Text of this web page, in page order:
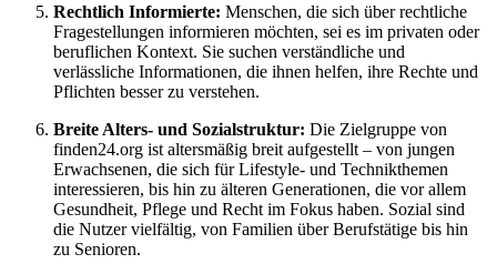
Rechtlich Informierte: Menschen, die sich über rechtliche
Fragestellungen informieren möchten, sei es im privaten oder
beruflichen Kontext. Sie suchen verständliche und
verlässliche Informationen, die ihnen helfen, ihre Rechte und
Pflichten besser zu verstehen.
Breite Alters- und Sozialstruktur: Die Zielgruppe von
finden24.org ist altersmäßig breit aufgestellt – von jungen
Erwachsenen, die sich für Lifestyle- und Technikthemen
interessieren, bis hin zu älteren Generationen, die vor allem
Gesundheit, Pflege und Recht im Fokus haben. Sozial sind
die Nutzer vielfältig, von Familien über Berufstätige bis hin
zu Senioren.